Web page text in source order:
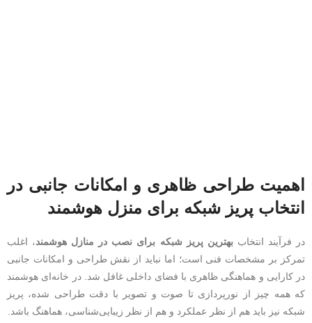
اهمیت طراحی ظاهری و امکانات جانبی در
انتخاب پریز شبکه برای منزل هوشمند
در فرآیند انتخاببهترین پریز شبکه برای نصب در منازل هوشمند، اغلب
تمرکز بر مشخصات فنی است؛ اما نباید از نقش طراحی و امکانات جانبی
در کارایی و هماهنگی ظاهری با فضای داخلی غافل شد. در خانه‌ای هوشمند
که همه چیز از نورپردازی تا صوت و تصویر با دقت طراحی شده، پریز
شبکه نیز باید هم از نظر عملکرد و هم از نظر زیبایی‌شناسی، هماهنگ باشد.